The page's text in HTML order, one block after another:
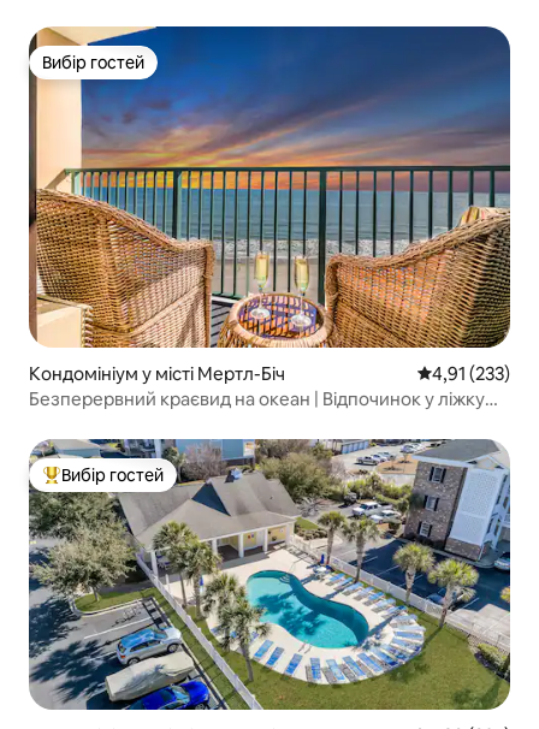
тваринами
Вибір гостей
Вибір гостей
Кондомініум у місті Мертл-Біч Середня
4,91 (233)
Безперервний краєвид на океан | Відпочинок у ліжку
Топ вибір гостей
Вибір гостей